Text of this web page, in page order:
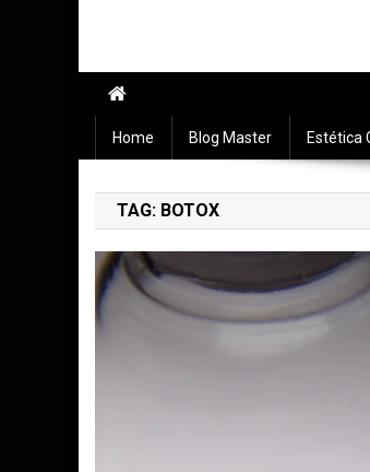
Home Blog Master Estética
TAG: BOTOX